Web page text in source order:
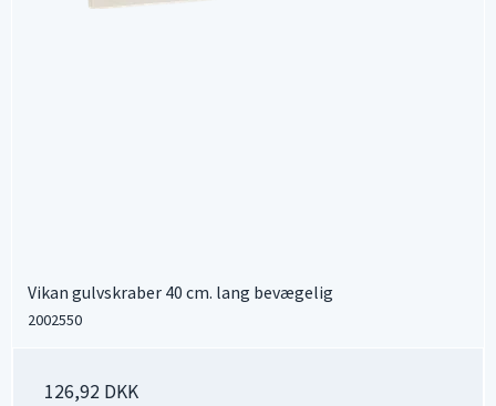
Vikan gulvskraber 40 cm. lang bevægelig
2002550
126,92 DKK